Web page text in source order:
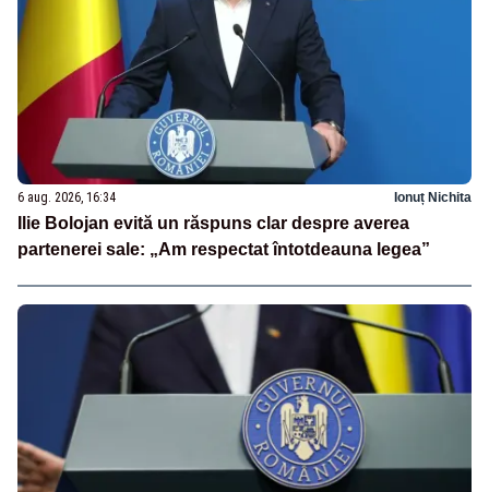
6 aug. 2026, 16:34 Ionuț Nichita
Ilie Bolojan evită un răspuns clar despre averea
partenerei sale: „Am respectat întotdeauna legea”